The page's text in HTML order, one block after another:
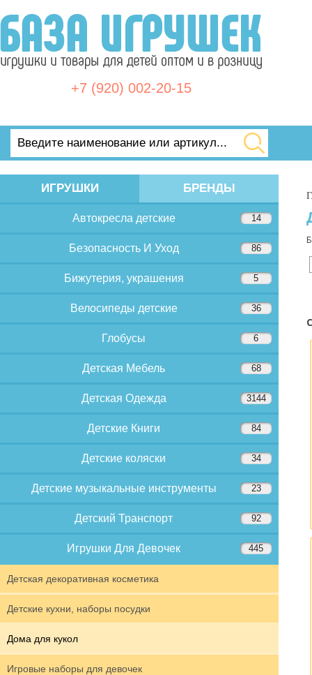
+7 (920) 002-20-15
ИГРУШКИ БРЕНДЫ
Автокресла детские 14
Безопасность И Уход 86
Бижутерия, украшения 5
Велосипеды детские 36
Глобусы 6
Детская Мебель 68
Детская Одежда 3144
Детские Книги 84
Детские коляски 34
Детские музыкальные инструменты 23
Детский Транспорт 92
Игрушки Для Девочек 445
Детская декоративная косметика
Детские кухни, наборы посудки
Дома для кукол
Игровые наборы для девочек